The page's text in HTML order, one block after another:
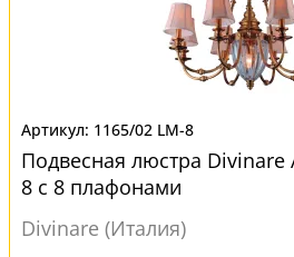
1165/02 LM-8
Подвесная люстра Divinare
8 с 8 плафонами
Divinare (Италия)